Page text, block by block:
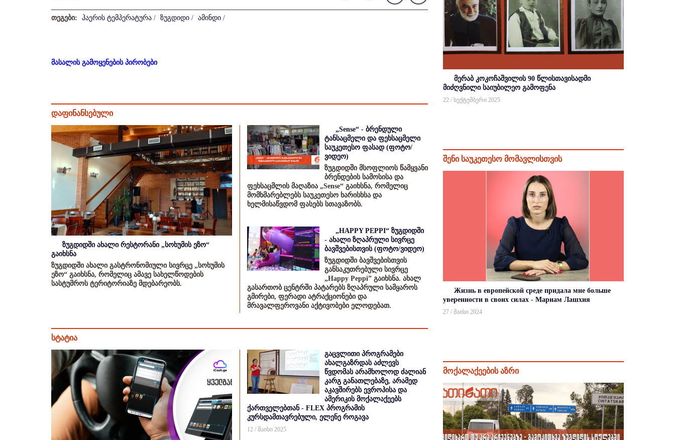
თეგები: ჰაერის ტემპერატურა / ზუგდიდი / ამინდი /
მასალის გამოყენების პირობები
დაფინანსებული
ზუგდიდში ახალი რესტორანი „სოხუმის ეზო“
გაიხსნა
ზუგდიდში ახალი გასტრონომიული სივრცე „სოხუმის
ეზო“ გაიხსნა, რომელიც ამავე სახელწოდების
სასტუმროს ტერიტორიაზე მდებარეობს.
„Sense“ - ბრენდული
ტანსაცმელი და ფეხსაცმელი
საუკეთესო ფასად (ფოტო/
ვიდეო)
ზუგდიდში მსოფლიოს წამყვანი
ბრენდების სამოსისა და
ფეხსაცმლის მაღაზია „Sense“ გაიხსნა, რომელიც
მომხმარებლებს საუკეთესო ხარისხსა და
ხელმისაწვდომ ფასებს სთავაზობს.
„HAPPY PEPPI“ ზუგდიდში
- ახალი ზღაპრული სივრცე
ბავშვებისთვის (ფოტო/ვიდეო)
ზუგდიდში ბავშვებისთვის
განსაკუთრებული სივრცე
„Happy Peppi” გაიხსნა. ახალ
გასართობ ცენტრში პატარებს ზღაპრული სამყაროს
გმირები, ფერადი ატრაქციონები და
მრავალფეროვანი აქტივობები ელოდებათ.
სტატია
გაცვლითი პროგრამები
ახალგაზრდას აძლევს
წვდომას არამხოლოდ ძალიან
კარგ განათლებაზე, არამედ
აკავშირებს ევროპისა და
ამერიკის მოქალაქეებს
ქართველებთან - FLEX პროგრამის
კურსდამთავრებული, ელენე როგავა
12 / მაისი 2025
მერაბ კოკოჩაშვილის 90 წლისთავისადმი
მიძღვნილი საიუბილეო გამოფენა
22 / სექტემბერი 2025
შენი საუკეთესო მომავლისთვის
Жизнь в европейской среде придала мне больше
уверенности в своих силах - Мариам Лашхия
27 / მაისი 2024
მოქალაქეების აზრი